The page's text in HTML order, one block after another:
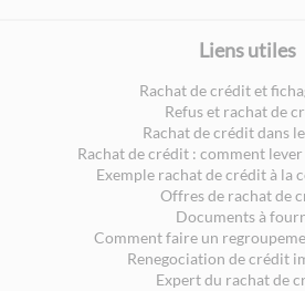
Liens utiles
Rachat de crédit et
Refus et rachat de
Rachat de crédit dans
Rachat de crédit : comment lever
Exemple rachat de crédit à la
Offres de rachat de
Documents à
Comment faire un
Renegociation de crédit
Expert du rachat de